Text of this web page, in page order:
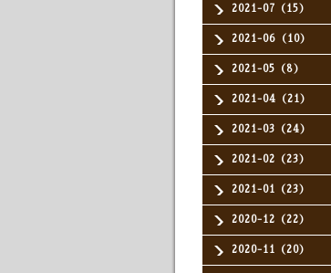
2021-07（15）
2021-06（10）
2021-05（8）
2021-04（21）
2021-03（24）
2021-02（23）
2021-01（23）
2020-12（22）
2020-11（20）